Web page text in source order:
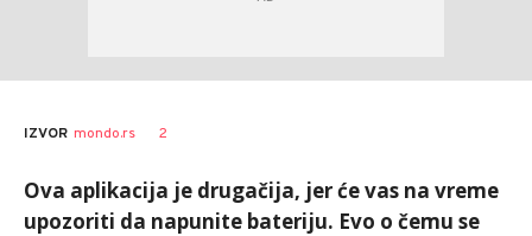
IZVOR mondo.rs 2
Ova aplikacija je drugačija, jer će vas na vreme
upozoriti da napunite bateriju. Evo o čemu se